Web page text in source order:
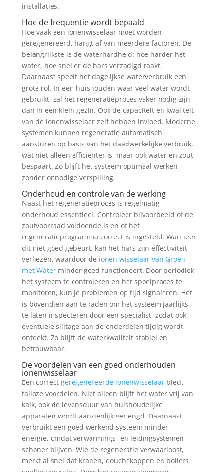
installaties.
Hoe de frequentie wordt bepaald
Hoe vaak een ionenwisselaar moet worden
geregenereerd, hangt af van meerdere factoren. De
belangrijkste is de waterhardheid: hoe harder het
water, hoe sneller de hars verzadigd raakt.
Daarnaast speelt het dagelijkse waterverbruik een
grote rol. In een huishouden waar veel water wordt
gebruikt, zal het regeneratieproces vaker nodig zijn
dan in een klein gezin. Ook de capaciteit en kwaliteit
van de ionenwisselaar zelf hebben invloed. Moderne
systemen kunnen regeneratie automatisch
aansturen op basis van het daadwerkelijke verbruik,
wat niet alleen efficiënter is, maar ook water en zout
bespaart. Zo blijft het systeem optimaal werken
zonder onnodige verspilling.
Onderhoud en controle van de werking
Naast het regeneratieproces is regelmatig
onderhoud essentieel. Controleer bijvoorbeeld of de
zoutvoorraad voldoende is en of het
regeneratieprogramma correct is ingesteld. Wanneer
dit niet goed gebeurt, kan het hars zijn effectiviteit
verliezen, waardoor de ionen wisselaar van Groen
met Waterminder goed functioneert. Door periodiek
het systeem te controleren en het spoelproces te
monitoren, kun je problemen op tijd signaleren. Het
is bovendien aan te raden om het systeem jaarlijks
te laten inspecteren door een specialist, zodat ook
eventuele slijtage aan de onderdelen tijdig wordt
ontdekt. Zo blijft de waterkwaliteit stabiel en
betrouwbaar.
De voordelen van een goed onderhouden
ionenwisselaar
Een correct geregenereerde ionenwisselaarbiedt
talloze voordelen. Niet alleen blijft het water vrij van
kalk, ook de levensduur van huishoudelijke
apparaten wordt aanzienlijk verlengd. Daarnaast
verbruikt een goed werkend systeem minder
energie, omdat verwarmings- en leidingsystemen
schoner blijven. Wie de regeneratie verwaarloost,
merkt al snel dat kranen, douchekoppen en boilers